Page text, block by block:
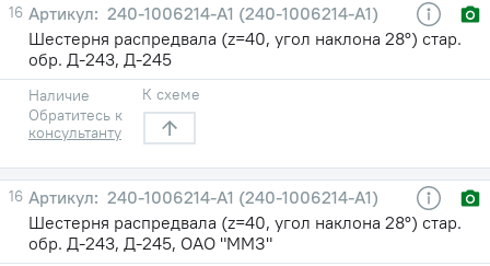
16
240-1006214-A1 (240-1006214-А1)
Шестерня распредвала (z=40, угол наклона 28°) стар.
обр. Д-243, Д-245
Наличие
Обратитесь к
консультанту
К схеме
16
240-1006214-A1 (240-1006214-А1)
Шестерня распредвала (z=40, угол наклона 28°) стар.
обр. Д-243, Д-245, ОАО "ММЗ"